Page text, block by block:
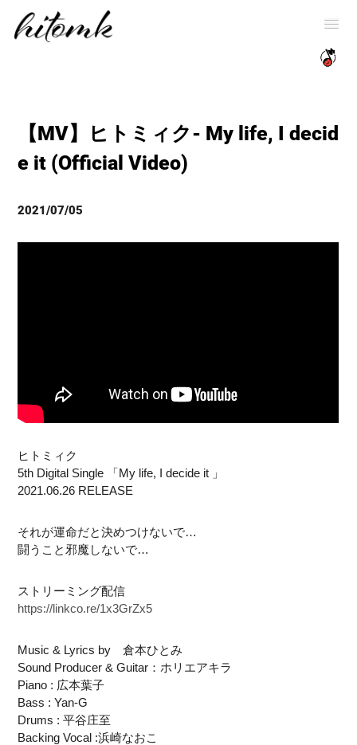
【MV】ヒトミィク- My life, I decid
e it (Official Video)
2021/07/05
ヒトミィク
5th Digital Single 「My life, I decide it 」
2021.06.26 RELEASE
それが運命だと決めつけないで…
闘うこと邪魔しないで…
ストリーミング配信
https://linkco.re/1x3GrZx5
Music & Lyrics by 倉本ひとみ
Sound Producer & Guitar：ホリエアキラ
Piano : 広本葉子
Bass : Yan-G
Drums : 平谷庄至
Backing Vocal :浜崎なおこ